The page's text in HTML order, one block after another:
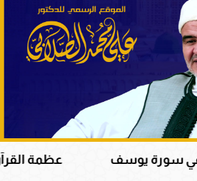
عظمة القرآن الكريم